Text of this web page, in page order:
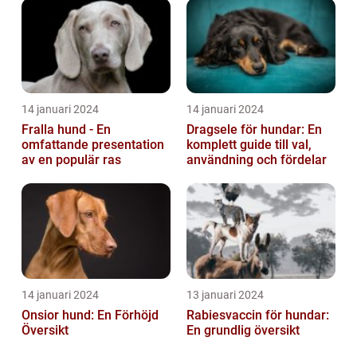
14 januari 2024
Fralla hund - En
omfattande presentation
av en populär ras
14 januari 2024
Dragsele för hundar: En
komplett guide till val,
användning och fördelar
14 januari 2024
Onsior hund: En Förhöjd
Översikt
13 januari 2024
Rabiesvaccin för hundar:
En grundlig översikt